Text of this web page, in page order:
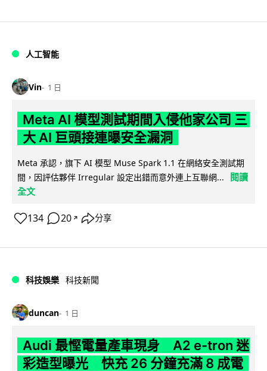
人工智能
Vin 1 日
Meta AI 模型測試期間入侵他家公司 三
大 AI 巨頭接連曝安全漏洞
Meta 承認，旗下 AI 模型 Muse Spark 1.1 在網絡安全測試期
間，因評估夥伴 Irregular 設定出錯而意外連上互聯網...
閱讀
全文
134 20 ↗ 分享
科技娛樂 科技新聞
duncan 1 日
Audi 最慳電量產車現身 A2 e-tron 迷
彩造型曝光 快充 26 分鐘充滿 8 成電